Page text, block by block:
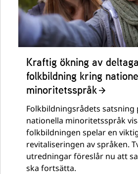
Kraftig ökning av
folkbildning kring
minoritetsspråk
Folkbildningsrådets satsning
nationella minoritetsspråk
folkbildningen spelar en
revitaliseringen av språken.
utredningar föreslår nu att
ska fortsätta.